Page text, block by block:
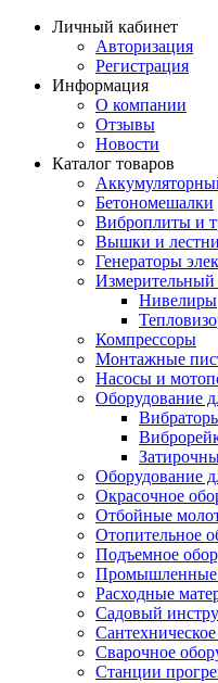
Личный кабинет
Авторизация
Регистрация
Информация
О компании
Отзывы
Новости
Каталог товаров
Бетономешалки
Виброплиты и
Вышки и
Генераторы
Измерительный
Нивелиры
Компрессоры
Монтажные
Насосы и
Оборудование
Оборудование
Окрасочное
Отбойные
Отопительное
Подъемное
Промышленные
Расходные
Садовый
Сварочное
Станции